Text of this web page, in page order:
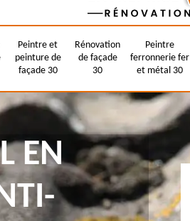
Peintre et
peinture de
façade 30
Rénovation
de façade
30
Peintre
ferronnerie fer
et métal 30
EN